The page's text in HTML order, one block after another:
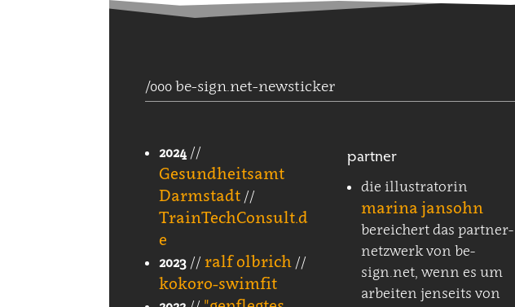
/000 be-sign.net-newsticker
2024 //
Gesundheitsamt
Darmstadt//
TrainTechConsult.d
e
2023 // ralf olbrich //
kokoro-swimfit
partner
die illustratorin
marina jansohn
bereichert das partner-
netzwerk von be-
sign.net, wenn es um
arbeiten jenseits von